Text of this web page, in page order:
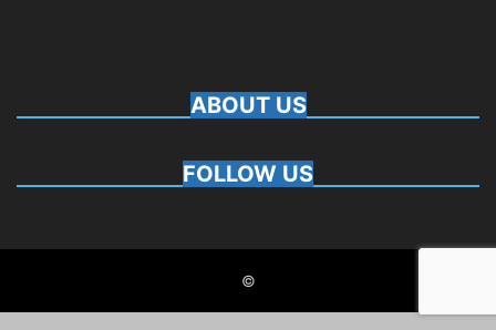
ABOUT US
FOLLOW US
©